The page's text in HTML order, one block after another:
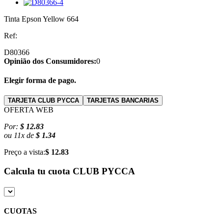
Tinta Epson Yellow 664
Ref:
D80366
Opinião dos Consumidores:0
Elegir forma de pago.
TARJETA CLUB PYCCA TARJETAS BANCARIAS
OFERTA WEB
Por: $ 12.83
ou 11x de $ 1.34
Preço a vista:$ 12.83
Calcula tu cuota CLUB PYCCA
CUOTAS